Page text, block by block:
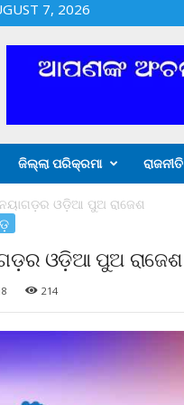
7, 2026
ଜିଲ୍ଲା ପରିକ୍ରମା ରାଜନୀତି
ଓଡ଼ିଆ ପୁଅ ରାଜେଶ
ଓଡ଼ିଆ ପୁଅ ରାଜେଶ
214